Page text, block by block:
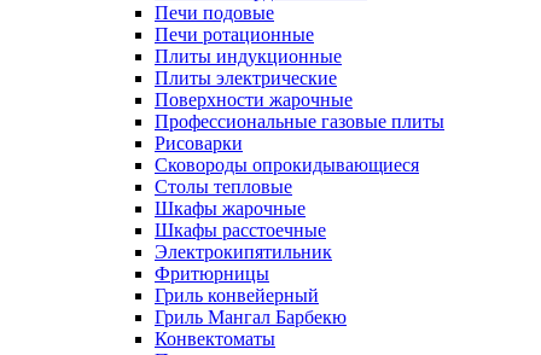
Печи подовые
Печи ротационные
Плиты индукционные
Плиты электрические
Поверхности жарочные
Профессиональные газовые плиты
Рисоварки
Сковороды опрокидывающиеся
Столы тепловые
Шкафы жарочные
Шкафы расстоечные
Электрокипятильник
Фритюрницы
Гриль конвейерный
Гриль Мангал Барбекю
Конвектоматы